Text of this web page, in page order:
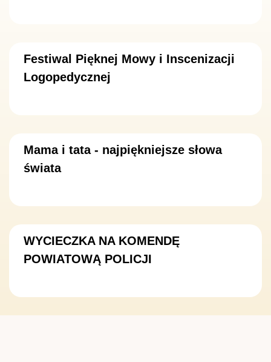
Festiwal Pięknej Mowy i Inscenizacji
Logopedycznej
Mama i tata - najpiękniejsze słowa
świata
WYCIECZKA NA KOMENDĘ
POWIATOWĄ POLICJI